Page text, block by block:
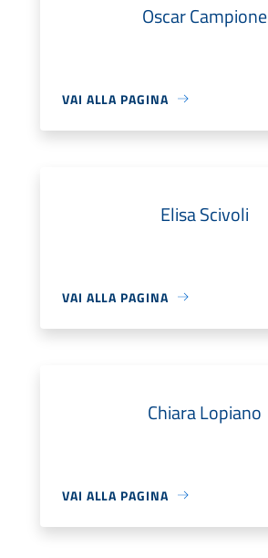
Oscar Campione
VAI ALLA PAGINA
Elisa Scivoli
VAI ALLA PAGINA
Chiara Lopiano
VAI ALLA PAGINA